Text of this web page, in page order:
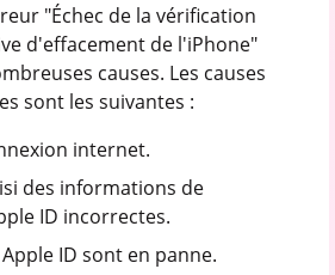
"Échec de la vérification
d'effacement de l'iPhone"
causes. Les causes
sont les suivantes :
internet.
des informations de
ID incorrectes.
ID sont en panne.